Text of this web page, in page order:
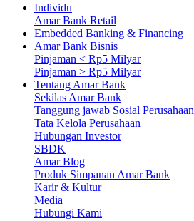
Individu
Amar Bank Retail
Embedded Banking & Financing
Amar Bank Bisnis
Pinjaman < Rp5 Milyar
Pinjaman > Rp5 Milyar
Tentang Amar Bank
Sekilas Amar Bank
Tanggung jawab Sosial Perusahaan
Tata Kelola Perusahaan
Hubungan Investor
SBDK
Amar Blog
Produk Simpanan Amar Bank
Karir & Kultur
Media
Hubungi Kami